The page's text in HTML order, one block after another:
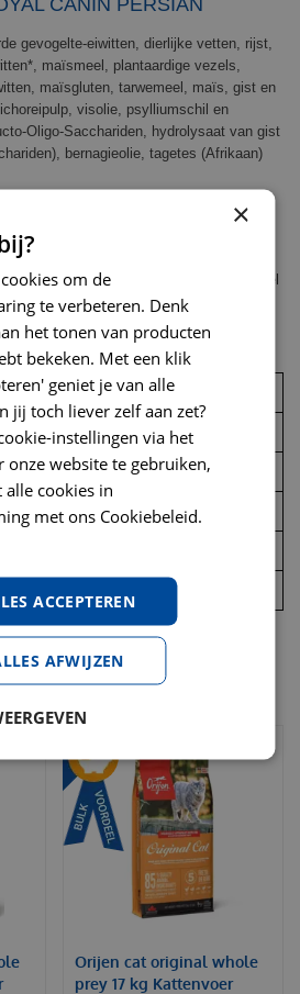
CANIN PERSIAN
gevogelte-eiwitten, dierlijke vetten, rijst,
maïsmeel, plantaardige vezels,
maïsgluten, tarwemeel, maïs, gist en
visolie, psylliumschil en
Oligo-Sacchariden, hydrolysaat van gist
bernagieolie, tagetes (Afrikaan)
VEILIGHEID
om het ideale gewicht van uw kat te
de deskundige verkopers in onze winkel
afgesloten verpakking op een koele,
kinderen. Vers water moet dagelijks ter
kg
Hoeveelheid droogvoer (gram/dag)
33 41
54
Orijen cat original whole
prey 17 kg Kattenvoer
×
om de
te verbeteren. Denk
het tonen van producten
bekeken. Met een klik
geniet je van alle
jij toch liever zelf aan zet?
instellingen via het
onze website te gebruiken,
cookies in
met ons Cookiebeleid.
ACCEPTEREN
AFWIJZEN